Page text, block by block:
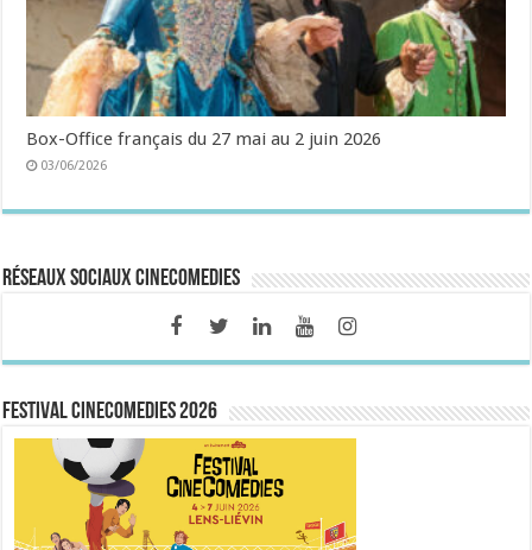
Box-Office français du 27 mai au 2 juin 2026
03/06/2026
Réseaux sociaux CineComedies
FESTIVAL CINECOMEDIES 2026